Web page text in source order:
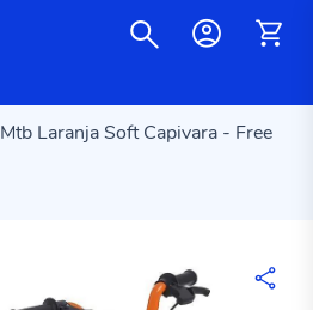
Laranja Soft Capivara - Free